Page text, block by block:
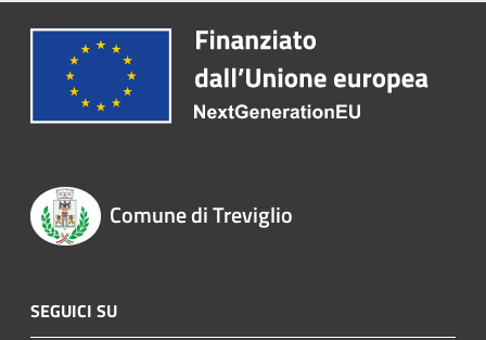
Comune di Treviglio
SEGUICI SU